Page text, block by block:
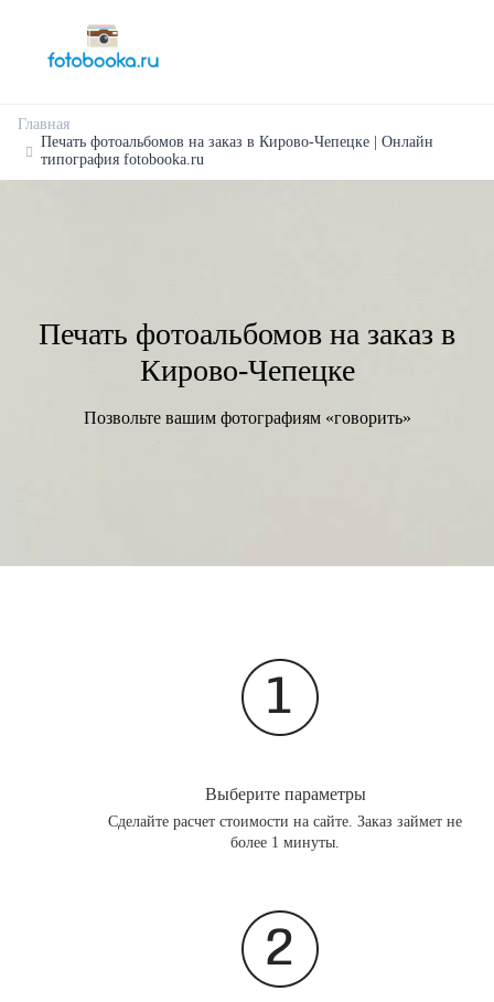
Главная
Печать фотоальбомов на заказ в Кирово-Чепецке | Онлайн
типография fotobooka.ru
Печать фотоальбомов на заказ в
Кирово-Чепецке
Позвольте вашим фотографиям «говорить»
Выберите параметры
Сделайте расчет стоимости на сайте. Заказ займет не
более 1 минуты.